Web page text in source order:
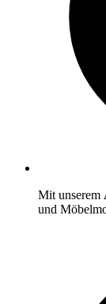
Mit unserem
und